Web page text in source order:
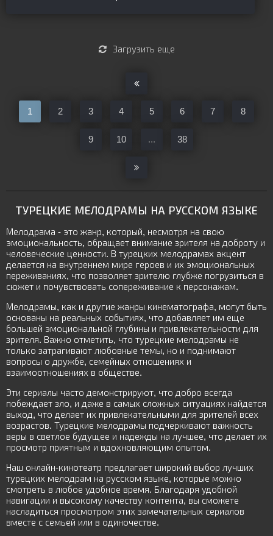
ТУРЕЦКИЕ МЕЛОДРАМЫ НА РУССКОМ ЯЗЫКЕ
Мелодрама - это жанр, который, несмотря на свою
эмоциональность, обращает внимание зрителя на доброту и
человеческие ценности. В турецких мелодрамах акцент
делается на внутреннем мире героев и их эмоциональных
переживаниях, что позволяет зрителю глубже погрузиться в
сюжет и почувствовать сопереживание к персонажам.
Мелодрамы, как и другие жанры кинематографа, могут быть
основаны на реальных событиях, что добавляет им еще
большей эмоциональной глубины и привлекательности для
зрителя. Важно отметить, что турецкие мелодрамы не
только затрагивают любовные темы, но и поднимают
вопросы о дружбе, семейных отношениях и
взаимоотношениях в обществе.
Эти сериалы часто демонстрируют, что добро всегда
побеждает зло, и даже в самых сложных ситуациях найдется
выход, что делает их привлекательными для зрителей всех
возрастов. Турецкие мелодрамы подчеркивают важность
веры в светлое будущее и надежды на лучшее, что делает их
просмотр приятным и вдохновляющим опытом.
Наш онлайн-кинотеатр предлагает широкий выбор лучших
турецких мелодрам на русском языке, которые можно
смотреть в любое удобное время. Благодаря удобной
навигации и высокому качеству контента, вы сможете
насладиться просмотром этих замечательных сериалов
вместе с семьей или в одиночестве.
Загрузить еще
1 2 3 4 5 6 7 8
9 10 ... 38